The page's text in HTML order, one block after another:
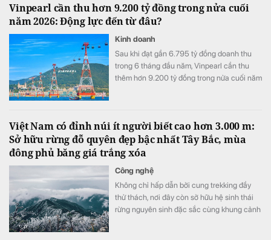
Vinpearl cần thu hơn 9.200 tỷ đồng trong nửa cuối
năm 2026: Động lực đến từ đâu?
Kinh doanh
Sau khi đạt gần 6.795 tỷ đồng doanh thu
trong 6 tháng đầu năm, Vinpearl cần thu
thêm hơn 9.200 tỷ đồng trong nửa cuối năm
Việt Nam có đỉnh núi ít người biết cao hơn 3.000 m:
Sở hữu rừng đỗ quyên đẹp bậc nhất Tây Bắc, mùa
đông phủ băng giá trắng xóa
Công nghệ
Không chỉ hấp dẫn bởi cung trekking đầy
thử thách, nơi đây còn sở hữu hệ sinh thái
rừng nguyên sinh đặc sắc cùng khung cảnh